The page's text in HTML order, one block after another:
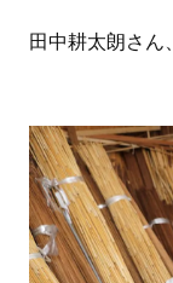
田中耕太朗さん